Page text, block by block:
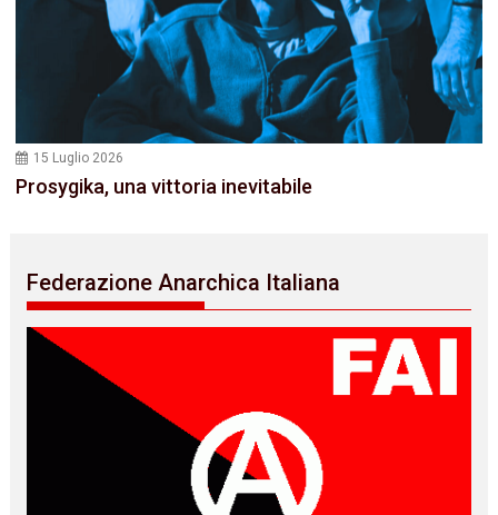
15 Luglio 2026
Prosygika, una vittoria inevitabile
Federazione Anarchica Italiana